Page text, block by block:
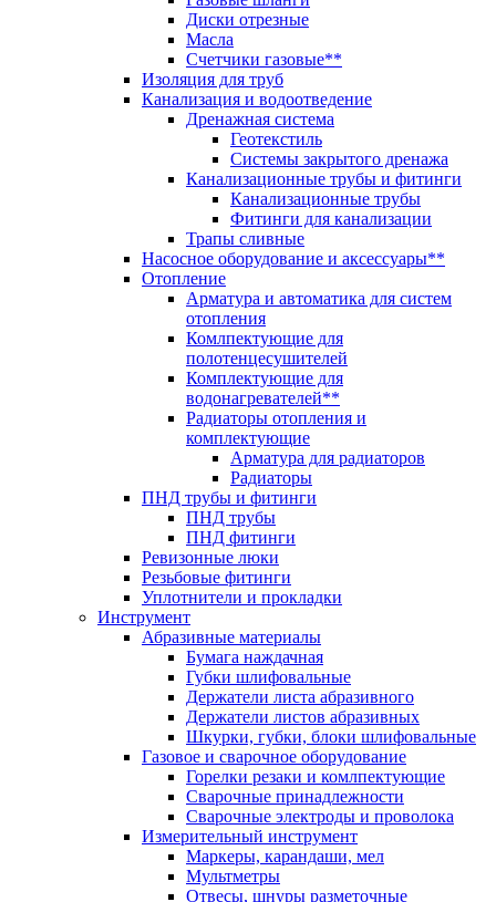
Диски отрезные
Масла
Счетчики газовые**
Изоляция для труб
Канализация и водоотведение
Дренажная система
Геотекстиль
Системы закрытого дренажа
Канализационные трубы и фитинги
Канализационные трубы
Фитинги для канализации
Трапы сливные
Насосное оборудование и аксессуары**
Отопление
Арматура и автоматика для систем
отопления
Комлпектующие для
полотенцесушителей
Комплектующие для
водонагревателей**
Радиаторы отопления и
комплектующие
Арматура для радиаторов
Радиаторы
ПНД трубы и фитинги
ПНД трубы
ПНД фитинги
Ревизонные люки
Резьбовые фитинги
Уплотнители и прокладки
Инструмент
Абразивные материалы
Бумага наждачная
Губки шлифовальные
Держатели листа абразивного
Держатели листов абразивных
Шкурки, губки, блоки шлифовальные
Газовое и сварочное оборудование
Горелки резаки и комлпектующие
Сварочные принадлежности
Сварочные электроды и проволока
Измерительный инструмент
Маркеры, карандаши, мел
Мультметры
Отвесы, шнуры разметочные